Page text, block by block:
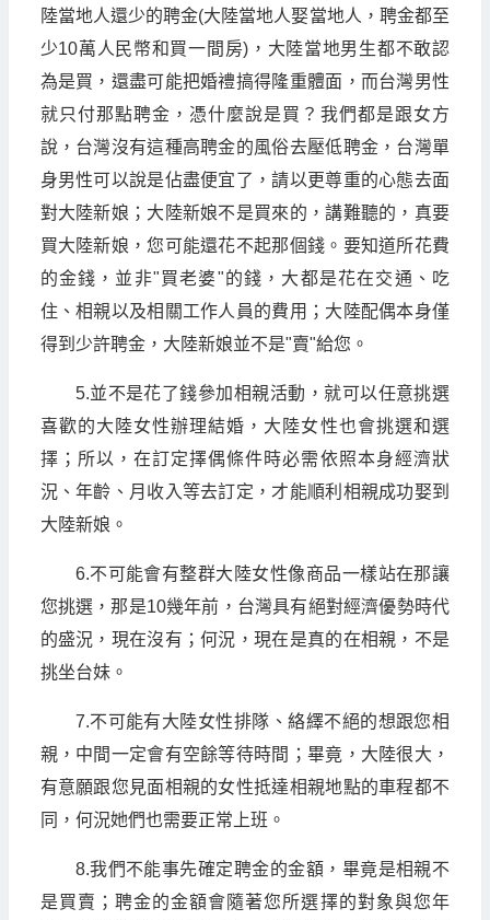
陸當地人還少的聘金(大陸當地人娶當地人，聘金都至
少10萬人民幣和買一間房)，大陸當地男生都不敢認
為是買，還盡可能把婚禮搞得隆重體面，而台灣男性
就只付那點聘金，憑什麼說是買？我們都是跟女方
說，台灣沒有這種高聘金的風俗去壓低聘金，台灣單
身男性可以說是佔盡便宜了，請以更尊重的心態去面
對大陸新娘；大陸新娘不是買來的，講難聽的，真要
買大陸新娘，您可能還花不起那個錢。要知道所花費
的金錢，並非"買老婆"的錢，大都是花在交通、吃
住、相親以及相關工作人員的費用；大陸配偶本身僅
得到少許聘金，大陸新娘並不是"賣"給您。
5.並不是花了錢參加相親活動，就可以任意挑選
喜歡的大陸女性辦理結婚，大陸女性也會挑選和選
擇；所以，在訂定擇偶條件時必需依照本身經濟狀
況、年齡、月收入等去訂定，才能順利相親成功娶到
大陸新娘。
6.不可能會有整群大陸女性像商品一樣站在那讓
您挑選，那是10幾年前，台灣具有絕對經濟優勢時代
的盛況，現在沒有；何況，現在是真的在相親，不是
挑坐台妹。
7.不可能有大陸女性排隊、絡繹不絕的想跟您相
親，中間一定會有空餘等待時間；畢竟，大陸很大，
有意願跟您見面相親的女性抵達相親地點的車程都不
同，何況她們也需要正常上班。
8.我們不能事先確定聘金的金額，畢竟是相親不
是買賣；聘金的金額會隨著您所選擇的對象與您年